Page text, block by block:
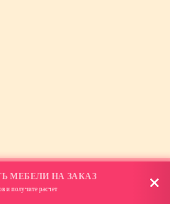
МЕБЕЛИ НА ЗАКАЗ
и получите расчет